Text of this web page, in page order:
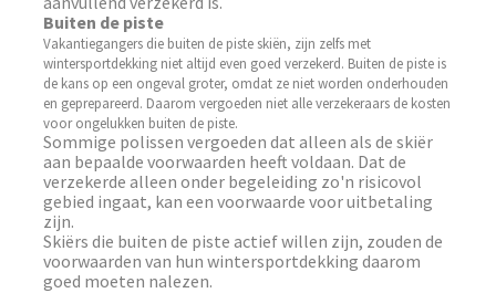
Buiten de piste
Vakantiegangers die buiten de piste skiën, zijn zelfs met
wintersportdekking niet altijd even goed verzekerd. Buiten de piste is
de kans op een ongeval groter, omdat ze niet worden onderhouden
en geprepareerd. Daarom vergoeden niet alle verzekeraars de kosten
voor ongelukken buiten de piste.
Sommige polissen vergoeden dat alleen als de skiër
aan bepaalde voorwaarden heeft voldaan. Dat de
verzekerde alleen onder begeleiding zo'n risicovol
gebied ingaat, kan een voorwaarde voor uitbetaling
zijn.
Skiërs die buiten de piste actief willen zijn, zouden de
voorwaarden van hun wintersportdekking daarom
goed moeten nalezen.